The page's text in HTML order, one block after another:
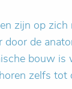
zijn op
door de
bouw is
zelfs tot